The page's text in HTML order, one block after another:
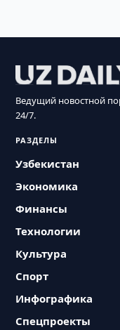
Ведущий новостной
24/7.
РАЗДЕЛЫ
Узбекистан
Экономика
Финансы
Технологии
Культура
Спорт
Инфографика
Спецпроекты